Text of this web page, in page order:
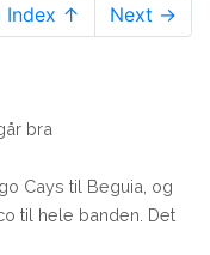
Index ↑ Next →
bra
Cays til Beguia, og
til hele banden. Det